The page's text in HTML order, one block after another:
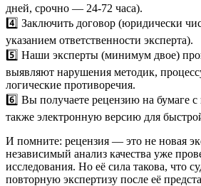
дней, срочно — 24-72 часа).
4️⃣ Заключить договор (юридически
указанием ответственности эксперта).
5️⃣ Наши эксперты (минимум двое)
выявляют нарушения методик,
логические противоречия.
6️⃣ Вы получаете рецензию на бумаге
также электронную версию для
И помните: рецензия — это не новая
независимый анализ качества уже
исследования. Но её сила такова, что
повторную экспертизу после её